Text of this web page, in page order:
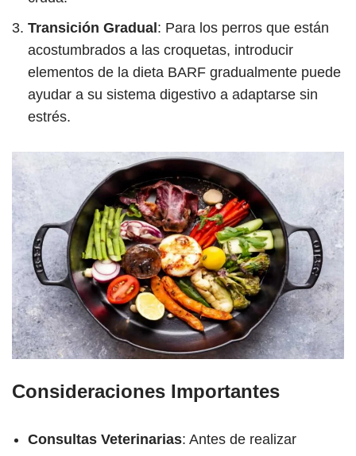
Transición Gradual: Para los perros que están
acostumbrados a las croquetas, introducir
elementos de la dieta BARF gradualmente puede
ayudar a su sistema digestivo a adaptarse sin
estrés.
Consideraciones Importantes
Consultas Veterinarias: Antes de realizar